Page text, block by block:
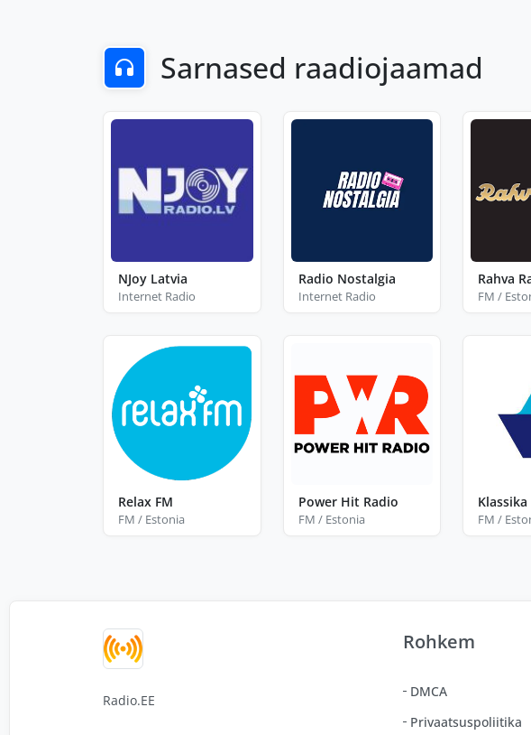
Sarnased raadiojaamad
NJoy Latvia
Internet Radio
Radio Nostalgia
Internet Radio
Rahva
FM /
Relax FM
FM / Estonia
Power Hit Radio
FM / Estonia FM /
Radio.EE
Rohkem
DMCA
Privaatsuspoliitika